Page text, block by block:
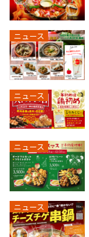
ニュース
ニュース
ニュース
ニュース